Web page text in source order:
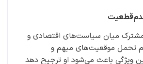
مشترک میان سیاست‌های اقتصادی و
تحمل موقعیت‌های مبهم و
ویژگی باعث می‌شود او ترجیح دهد